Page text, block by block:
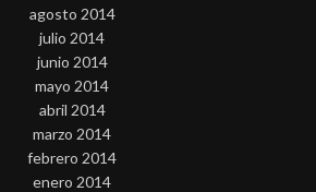
agosto 2014
julio 2014
junio 2014
mayo 2014
abril 2014
marzo 2014
febrero 2014
enero 2014